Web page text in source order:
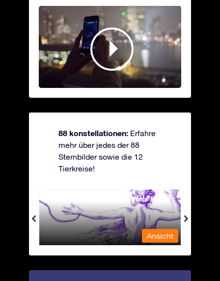
88 konstellationen: Erfahre
mehr über jedes der 88
Sternbilder sowie die 12
Tierkreise!
Andromeda - Die angekettete Magd
Ansicht